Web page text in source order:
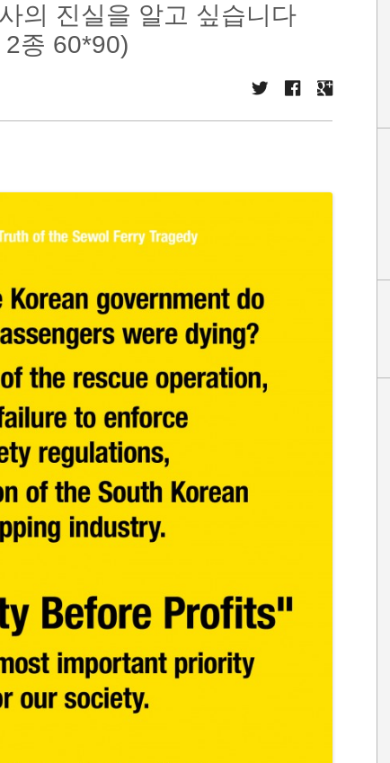
의 진실을 알고 싶습니다
종 60*90)